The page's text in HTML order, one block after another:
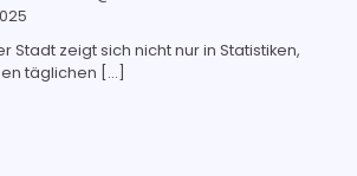
Stadt zeigt sich nicht nur in Statistiken,
täglichen […]